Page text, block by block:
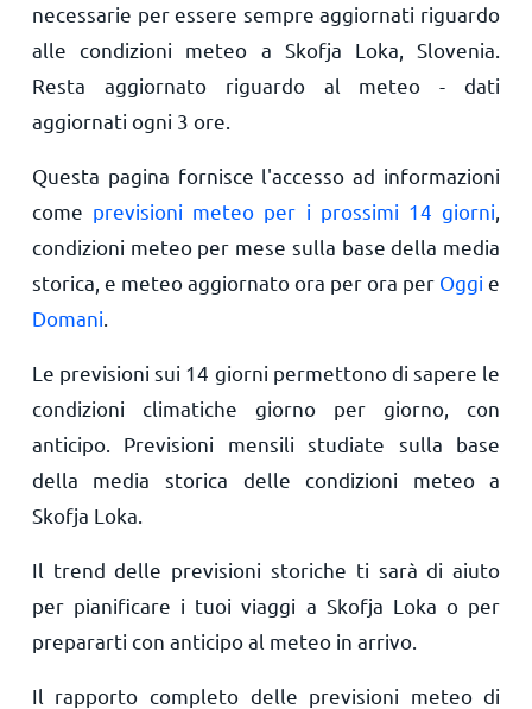
necessarie per essere sempre aggiornati riguardo
alle condizioni meteo a Skofja Loka, Slovenia.
Resta aggiornato riguardo al meteo - dati
aggiornati ogni 3 ore.
Questa pagina fornisce l'accesso ad informazioni
come previsioni meteo per i prossimi 14 giorni
condizioni meteo per mese sulla base della media
storica, e meteo aggiornato ora per ora per Oggi e
Domani
Le previsioni sui 14 giorni permettono di sapere le
condizioni climatiche giorno per giorno, con
anticipo. Previsioni mensili studiate sulla base
della media storica delle condizioni meteo a
Skofja Loka.
Il trend delle previsioni storiche ti sarà di aiuto
per pianificare i tuoi viaggi a Skofja Loka o per
prepararti con anticipo al meteo in arrivo.
Il rapporto completo delle previsioni meteo di